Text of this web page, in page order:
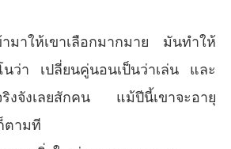
มาให้เขาเลือกมากมาย มันทำให้
นว่า เปลี่ยนคู่นอนเป็นว่าเล่น และ
ริงจังเลยสักคน แม้ปีนี้เขาจะอายุ
ตามที